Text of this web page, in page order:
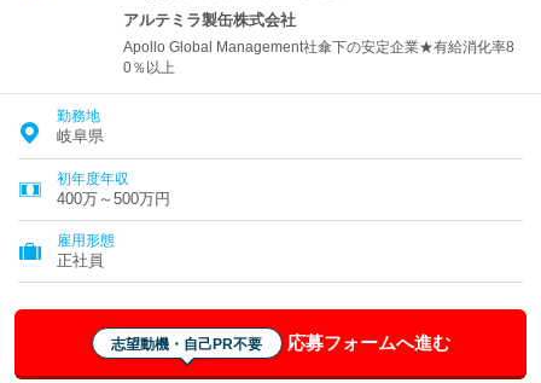
アルテミラ製缶株式会社
Apollo Global Management社傘下の安定企業★有給消化率8
0％以上
勤務地
岐阜県
初年度年収
400万～500万円
雇用形態
正社員
志望動機・自己PR不要 応募フォームへ進む